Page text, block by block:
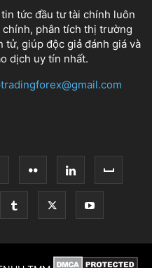
tức đầu tư tài chính luôn
phân tích thị trường
giúp độc giả đánh giá và
dịch uy tín nhất.